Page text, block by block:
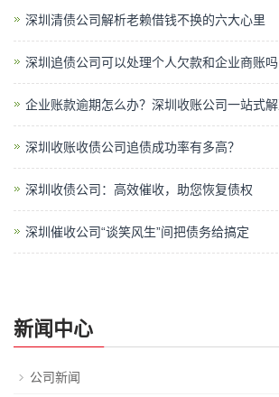
深圳清债公司解析老赖借钱不换的六大心里
深圳追债公司可以处理个人欠款和企业商账吗
企业账款逾期怎么办？深圳收账公司一站式
深圳收账收债公司追债成功率有多高？
深圳收债公司：高效催收，助您恢复债权
深圳催收公司“谈笑风生”间把债务给搞定
新闻中心
公司新闻